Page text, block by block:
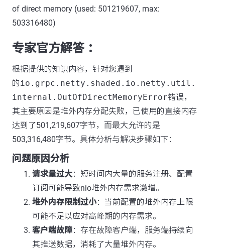
of direct memory (used: 501219607, max:
503316480)
专家官方解答 ：
根据提供的知识内容，针对您遇到
的io.grpc.netty.shaded.io.netty.util.
internal.OutOfDirectMemoryError错误，
其主要原因是堆外内存分配失败，已使用的直接内存
达到了501,219,607字节，而最大允许的是
503,316,480字节。具体分析与解决步骤如下：
问题原因分析
请求量过大：短时间内大量的服务注册、配置
订阅可能导致nio堆外内存需求激增。
堆外内存限制过小：当前配置的堆外内存上限
可能不足以应对高峰期的内存需求。
客户端故障：存在故障客户端，服务端持续向
其推送数据，消耗了大量堆外内存。